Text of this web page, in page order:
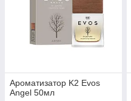
Ароматизатор K2 Evos
Angel 50мл